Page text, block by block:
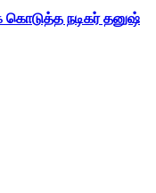
கொடுத்த நடிகர் தனுஷ்